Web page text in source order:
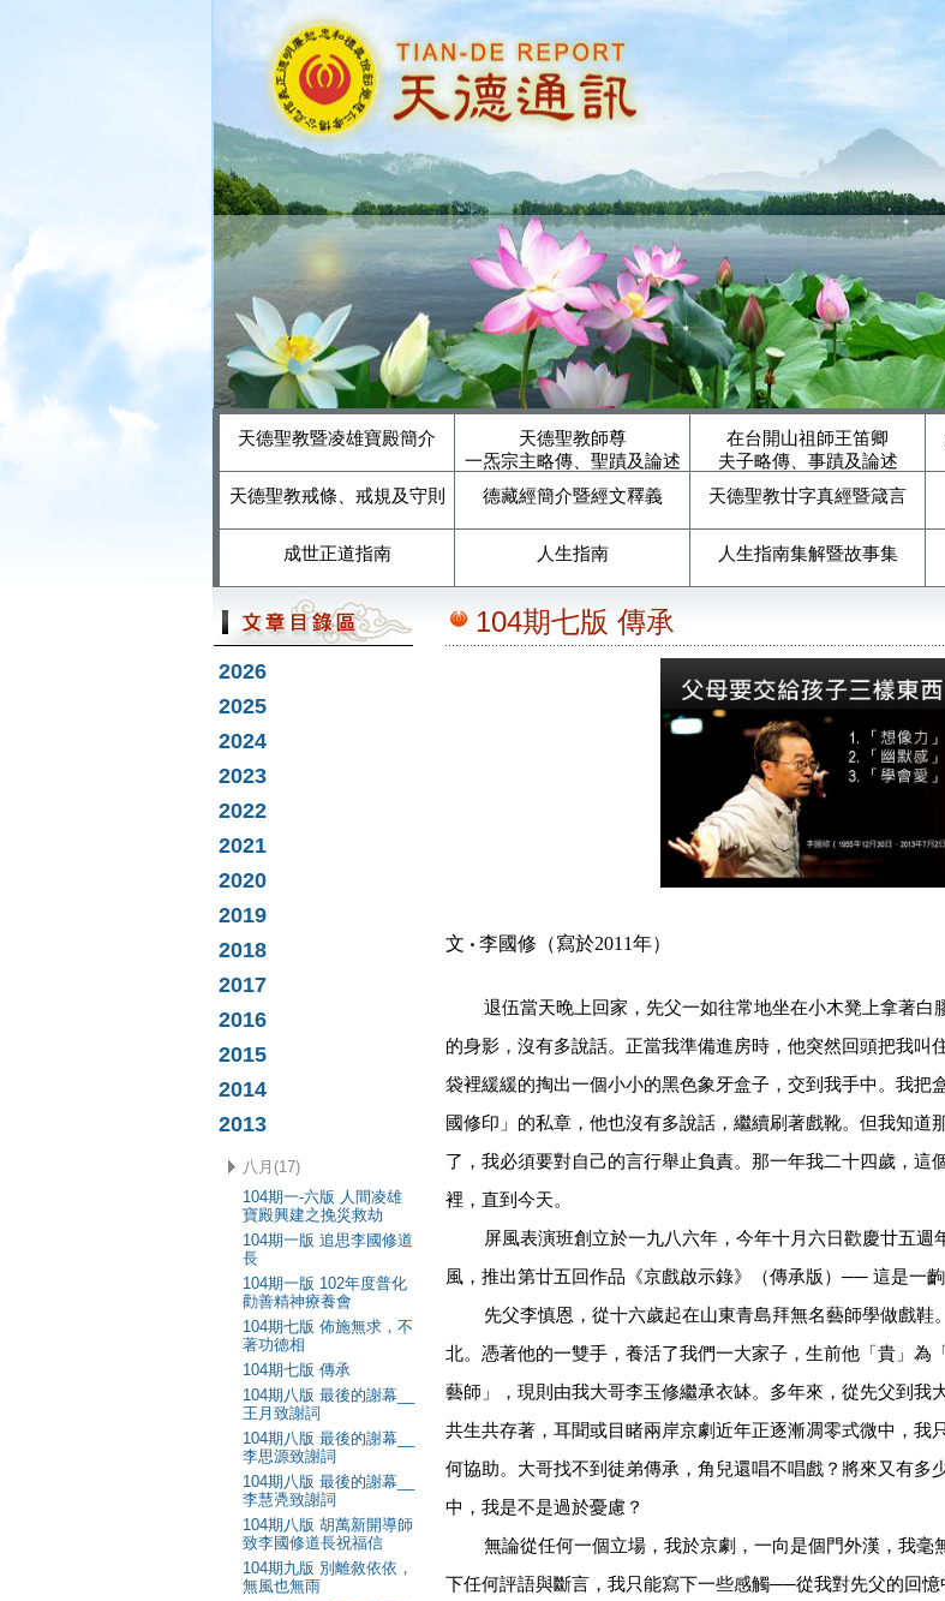
天德聖教暨凌雄寶殿簡介
天德聖教師尊
一炁宗主略傳、聖蹟及論述
在台開山祖師王笛卿
夫子略傳、事蹟及論述
天德聖教戒條、戒規及守則 德藏經簡介暨經文釋義 天德聖教廿字真經暨箴言
成世正道指南 人生指南 人生指南集解暨故事集
2026
2025
2024
2023
2022
2021
2020
2019
2018
2017
2016
2015
2014
2013
八月(17)
104期一-六版 人間凌雄
寶殿興建之挽災救劫
104期一版 追思李國修道
長
104期一版 102年度普化
勸善精神療養會
104期七版 佈施無求，不
著功德相
104期七版 傳承
104期八版 最後的謝幕__
王月致謝詞
104期八版 最後的謝幕__
李思源致謝詞
104期八版 最後的謝幕__
李慧凴致謝詞
104期八版 胡萬新開導師
致李國修道長祝福信
104期九版 別離敘依依，
無風也無雨
104期七版 傳承
文 ‧ 李國修（寫於2011年）
退伍當天晚上回家，先父一如往常地坐在小木凳上拿著白
的身影，沒有多說話。正當我準備進房時，他突然回頭把我叫
袋裡緩緩的掏出一個小小的黑色象牙盒子，交到我手中。我把
國修印」的私章，他也沒有多說話，繼續刷著戲靴。但我知道
了，我必須要對自己的言行舉止負責。那一年我二十四歲，這
裡，直到今天。
屏風表演班創立於一九八六年，今年十月六日歡慶廿五週
風，推出第廿五回作品《京戲啟示錄》（傳承版）── 這是一齣
先父李慎恩，從十六歲起在山東青島拜無名藝師學做戲鞋
北。憑著他的一雙手，養活了我們一大家子，生前他「貴」為
藝師」，現則由我大哥李玉修繼承衣缽。多年來，從先父到我
共生共存著，耳聞或目睹兩岸京劇近年正逐漸凋零式微中，我
何協助。大哥找不到徒弟傳承，角兒還唱不唱戲？將來又有多
中，我是不是過於憂慮？
無論從任何一個立場，我於京劇，一向是個門外漢，我毫
下任何評語與斷言，我只能寫下一些感觸──從我對先父的回憶